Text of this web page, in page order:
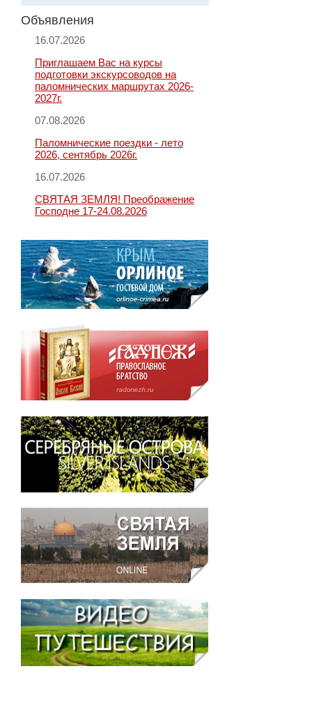
Объявления
16.07.2026
Приглашаем Вас на курсы
подготовки экскурсоводов на
паломнических маршрутах 2026-
2027г.
07.08.2026
Паломнические поездки - лето
2026, сентябрь 2026г.
16.07.2026
СВЯТАЯ ЗЕМЛЯ! Преображение
Господне 17-24.08.2026